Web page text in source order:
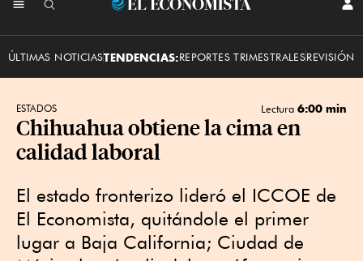
El
ÚLTIMAS NOTICIASTENDENCIAS:REPORTES TRIMESTRALESREVISIÓN
ESTADOS Lectura 6:00 min
Chihuahua obtiene la cima en
calidad laboral
El estado fronterizo lideró el ICCOE de
El Economista, quitándole el primer
lugar a Baja California; Ciudad de